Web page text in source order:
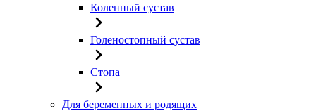
Коленный сустав
Голеностопный сустав
Стопа
Для беременных и родящих